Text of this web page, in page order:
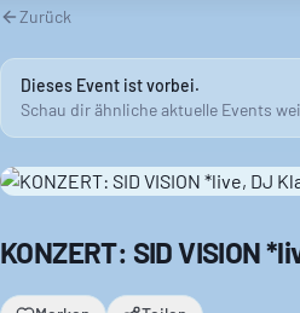
Zurück
Dieses Event ist vorbei.
Schau dir ähnliche aktuelle Events
KONZERT: SID VISION